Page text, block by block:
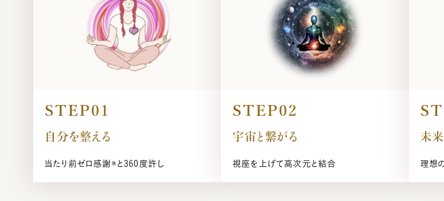
億楽®メソッドとは
プレスリリース一覧
STEP01
自分を整える
当たり前ゼロ感謝®︎と360度許し
STEP02
宇宙と繋がる
視座を上げて高次元と結合
未
理想